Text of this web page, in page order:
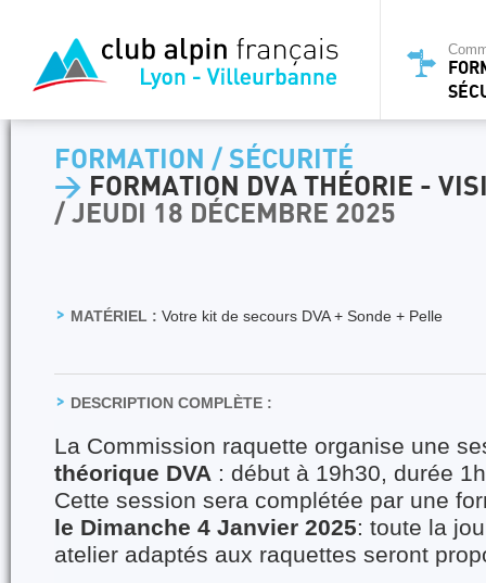
FORMATION / SÉCURITÉ
> FORMATION DVA THÉORIE -
/ JEUDI 18 DÉCEMBRE 2025
MATÉRIEL : Votre kit de secours DVA + Sonde + Pelle
DESCRIPTION COMPLÈTE :
La Commission raquette organise une
théorique DVA : début à 19h30, durée
Cette session sera complétée par une
le Dimanche 4 Janvier 2025: toute la
atelier adaptés aux raquettes seront